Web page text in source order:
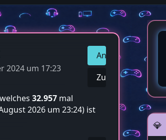
2024 um 17:23
Antworten
Zum letzten Beitrag
32.957 mal
2026 um 23:24) ist